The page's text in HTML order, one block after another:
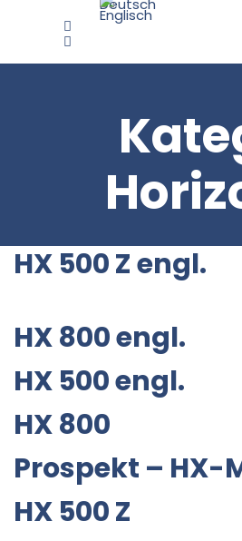
HX 500 Z engl.
HX 800 engl.
HX 500 engl.
HX 800
Prospekt – HX-
HX 500 Z